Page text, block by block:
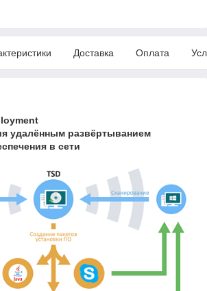
Доставка Оплата
удалённым развёртыванием
в сети